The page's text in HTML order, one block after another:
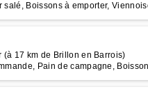
Boissons à emporter,
17 km de Brillon en Barrois)
Pain de campagne,